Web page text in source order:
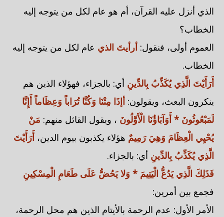
الذي أنزل عليه القرآن، أم هو عام لكل من يتوجه إليه
الخطاب؟
العموم أولى، فنقول: أرأيتَ الذي عام لكل من يتوجه إليه
الخطاب.
أَرَأَيْتَ الَّذِي يُكَذِّبُ بِالدِّينِ أي: بالجزاء، فهؤلاء الذين هم
ينكرون البعث، ويقولون: أإذَا مِتْنَا وَكُنَّا تُرَاباً وَعِظَاماً أَإِنَّا
لَمَبْعُوثُونَ * أَوَآبَاؤُنَا الْأَوَّلُونَ ، ويقول القائل منهم: مَنْ
يُحْيِي الْعِظَامَ وَهِيَ رَمِيمٌ هؤلاء يكذبون بيوم الدين، أَرَأَيْتَ
الَّذِي يُكَذِّبُ بِالدِّينِ أي: بالجزاء.
فَذَلِكَ الَّذِي يَدُعُّ الْيَتِيمَ * وَلا يَحُضُّ عَلَى طَعَامِ الْمِسْكِينِ
فجمع بين أمرين:
الأمر الأول: عدم الرحمة بالأيتام الذين هم محل الرحمة،